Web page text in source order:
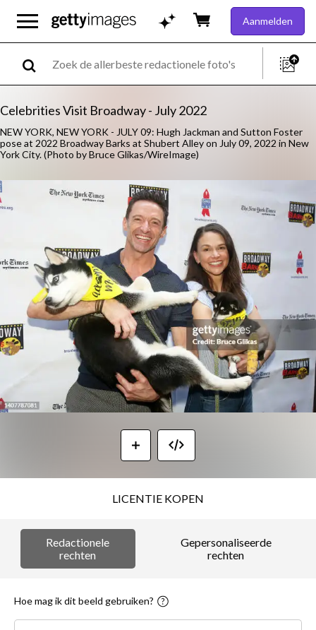
Aanmelden
Celebrities Visit Broadway - July 2022
NEW YORK, NEW YORK - JULY 09: Hugh Jackman and Sutton Foster
pose at 2022 Broadway Barks at Shubert Alley on July 09, 2022 in New
York City. (Photo by Bruce Glikas/WireImage)
LICENTIE KOPEN
Redactionele
rechten
Gepersonaliseerde
rechten
Hoe mag ik dit beeld gebruiken?